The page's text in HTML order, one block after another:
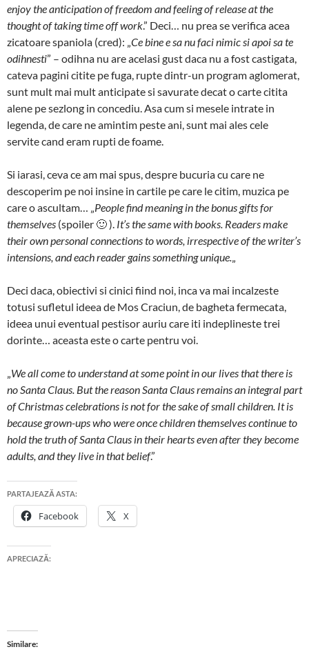
enjoy the anticipation of freedom and feeling of release at the
thought of taking time off work.” Deci… nu prea se verifica acea
zicatoare spaniola (cred): „ Ce bine e sa nu faci nimic si apoi sa te
odihnesti” – odihna nu are acelasi gust daca nu a fost castigata,
cateva pagini citite pe fuga, rupte dintr-un program aglomerat,
sunt mult mai mult anticipate si savurate decat o carte citita
alene pe sezlong in concediu. Asa cum si mesele intrate in
legenda, de care ne amintim peste ani, sunt mai ales cele
servite cand eram rupti de foame.
Si iarasi, ceva ce am mai spus, despre bucuria cu care ne
descoperim pe noi insine in cartile pe care le citim, muzica pe
care o ascultam… „ People find meaning in the bonus gifts for
themselves (spoiler 🙂 ). It’s the same with books. Readers make
their own personal connections to words, irrespective of the writer’s
intensions, and each reader gains something unique.
Deci daca, obiectivi si cinici fiind noi, inca va mai incalzeste
totusi sufletul ideea de Mos Craciun, de bagheta fermecata,
ideea unui eventual pestisor auriu care iti indeplineste trei
dorinte… aceasta este o carte pentru voi.
We all come to understand at some point in our lives that there is
no Santa Claus. But the reason Santa Claus remains an integral part
of Christmas celebrations is not for the sake of small children. It is
because grown-ups who were once children themselves continue to
hold the truth of Santa Claus in their hearts even after they become
adults, and they live in that belief.”
PARTAJEAZĂ ASTA:
Facebook X
APRECIAZĂ:
Similare